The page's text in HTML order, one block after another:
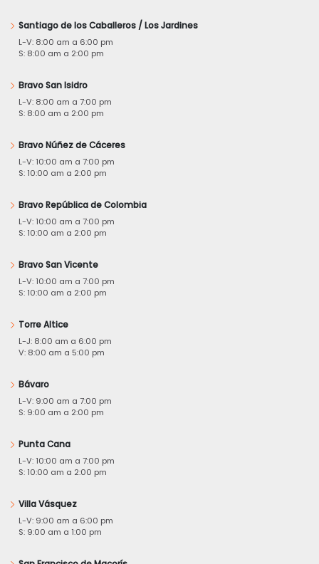
Santiago de los Caballeros / Los Jardines
L-V: 8:00 am a 6:00 pm
S: 8:00 am a 2:00 pm
Bravo San Isidro
L-V: 8:00 am a 7:00 pm
S: 8:00 am a 2:00 pm
Bravo Núñez de Cáceres
L-V: 10:00 am a 7:00 pm
S: 10:00 am a 2:00 pm
Bravo República de Colombia
L-V: 10:00 am a 7:00 pm
S: 10:00 am a 2:00 pm
Bravo San Vicente
L-V: 10:00 am a 7:00 pm
S: 10:00 am a 2:00 pm
Torre Altice
L-J: 8:00 am a 6:00 pm
V: 8:00 am a 5:00 pm
Bávaro
L-V: 9:00 am a 7:00 pm
S: 9:00 am a 2:00 pm
Punta Cana
L-V: 10:00 am a 7:00 pm
S: 10:00 am a 2:00 pm
Villa Vásquez
L-V: 9:00 am a 6:00 pm
S: 9:00 am a 1:00 pm